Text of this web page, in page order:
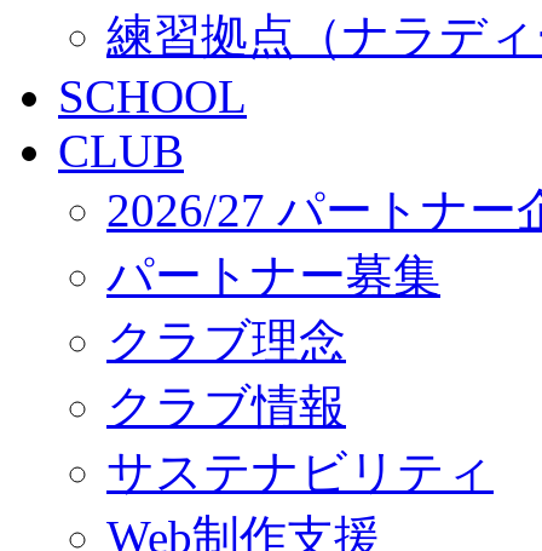
練習拠点（ナラデ
SCHOOL
CLUB
2026/27 パートナー
パートナー募集
クラブ理念
クラブ情報
サステナビリティ
Web制作支援